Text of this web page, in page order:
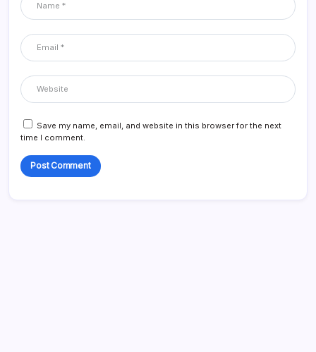
Save my name, email, and website in this browser for the next
time I comment.